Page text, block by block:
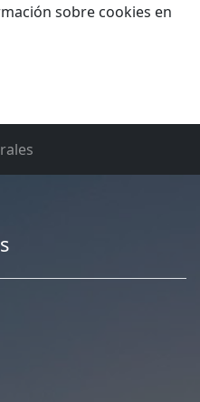
sobre cookies en